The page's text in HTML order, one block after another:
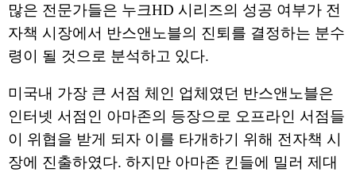
많은 전문가들은 누크HD 시리즈의 성공 여부가 전
자책 시장에서 반스앤노블의 진퇴를 결정하는 분수
령이 될 것으로 분석하고 있다.
미국내 가장 큰 서점 체인 업체였던 반스앤노블은
인터넷 서점인 아마존의 등장으로 오프라인 서점들
이 위협을 받게 되자 이를 타개하기 위해 전자책 시
장에 진출하였다. 하지만 아마존 킨들에 밀러 제대